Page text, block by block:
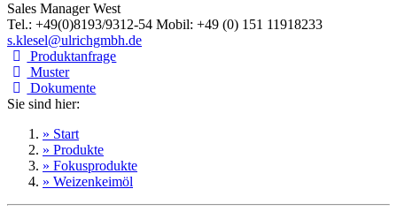
Sales Manager West
Tel.: +49(0)8193/9312-54 Mobil: +49 (0) 151 11918233
s.klesel@ulrichgmbh.de
Produktanfrage
Muster
Dokumente
Sie sind hier:
» Start
» Produkte
» Fokusprodukte
» Weizenkeimöl